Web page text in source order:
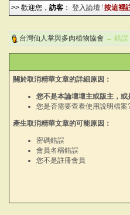
>> 歡迎您， 訪客 ： 登入論壇 按這裡
台灣仙人掌與多肉植物協會 → 錯誤
關於取消精華文章的詳細原因：
您不是本論壇壇主或版主，或
您是否需要查看使用說明檔案
產生取消精華文章的可能原因：
密碼錯誤
會員名稱錯誤
您不是註冊會員